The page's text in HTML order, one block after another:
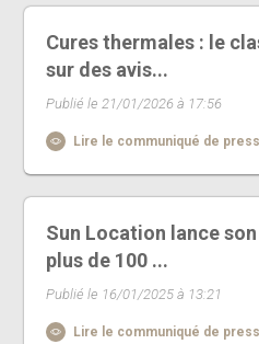
Cures thermales : le
sur des avis...
Publié le 21/01/2026 à 17:56
Lire le communiqué de
Sun Location lance
plus de 100 ...
Publié le 16/01/2025 à 13:21
Lire le communiqué de